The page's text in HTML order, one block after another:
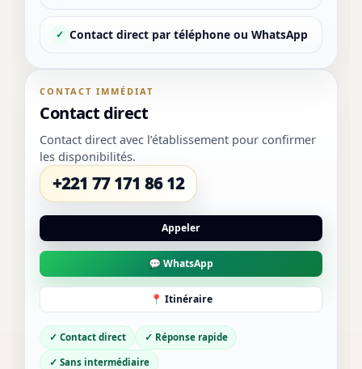
✓ Contact direct par téléphone ou WhatsApp
CONTACT IMMÉDIAT
Contact direct
Contact direct avec l’établissement pour confirmer
les disponibilités.
+221 77 171 86 12
Appeler
💬 WhatsApp
📍 Itinéraire
✓ Contact direct ✓ Réponse rapide
✓ Sans intermédiaire